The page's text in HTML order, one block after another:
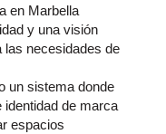
en Marbella
y una visión
las necesidades de
un sistema donde
identidad de marca
espacios